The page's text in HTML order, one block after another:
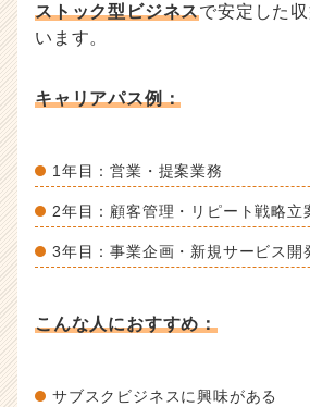
ストック型ビジネスで安定した
います。
キャリアパス例：
1年目：営業・提案業務
2年目：顧客管理・リピート戦略立
3年目：事業企画・新規サービス開
こんな人におすすめ：
サブスクビジネスに興味がある